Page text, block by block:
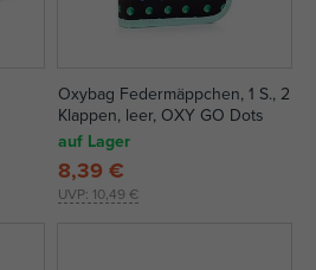
Oxybag Federmäppchen, 1 S., 2
Klappen, leer, OXY GO Dots
auf Lager
UVP: 10,49 €
8,39 €